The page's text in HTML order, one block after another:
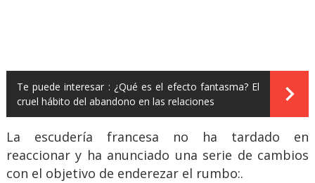
Te puede interesar : ¿Qué es el efecto fantasma? El
cruel hábito del abandono en las relaciones
La escudería francesa no ha tardado en
reaccionar y ha anunciado una serie de cambios
con el objetivo de enderezar el rumbo:.